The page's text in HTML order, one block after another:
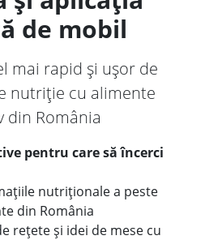
de mobil
mai rapid și ușor de
nutriție cu alimente
din România
pentru care să încerci
nutriționale a peste
din România
rețete și idei de mese cu